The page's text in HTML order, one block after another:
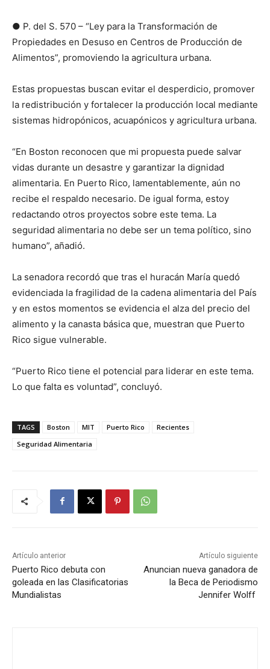
● P. del S. 570 – “Ley para la Transformación de
Propiedades en Desuso en Centros de Producción de
Alimentos”, promoviendo la agricultura urbana.
Estas propuestas buscan evitar el desperdicio, promover
la redistribución y fortalecer la producción local mediante
sistemas hidropónicos, acuapónicos y agricultura urbana.
“En Boston reconocen que mi propuesta puede salvar
vidas durante un desastre y garantizar la dignidad
alimentaria. En Puerto Rico, lamentablemente, aún no
recibe el respaldo necesario. De igual forma, estoy
redactando otros proyectos sobre este tema. La
seguridad alimentaria no debe ser un tema político, sino
humano”, añadió.
La senadora recordó que tras el huracán María quedó
evidenciada la fragilidad de la cadena alimentaria del País
y en estos momentos se evidencia el alza del precio del
alimento y la canasta básica que, muestran que Puerto
Rico sigue vulnerable.
“Puerto Rico tiene el potencial para liderar en este tema.
Lo que falta es voluntad”, concluyó.
TAGS Boston MIT Puerto Rico
Recientes
Seguridad Alimentaria
Artículo anterior
Puerto Rico debuta con
goleada en las Clasificatorias
Mundialistas
Artículo siguiente
Anuncian nueva ganadora de
la Beca de Periodismo
Jennifer Wolff